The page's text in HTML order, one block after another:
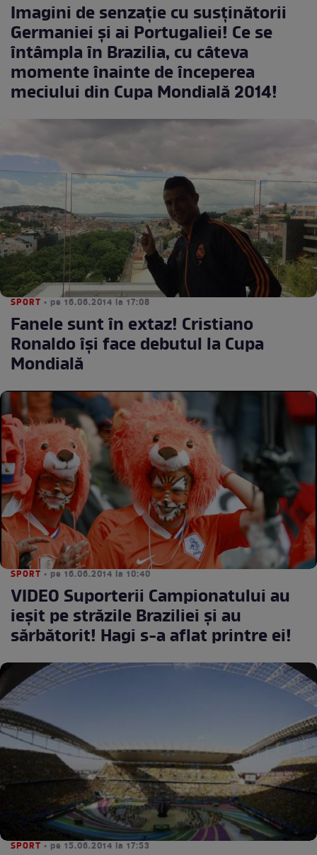
Imagini de senzaţie cu susţinătorii
Germaniei şi ai Portugaliei! Ce se
întâmpla în Brazilia, cu câteva
momente înainte de începerea
meciului din Cupa Mondială 2014!
SPORT • pe 16.06.2014 la 17:08
Fanele sunt în extaz! Cristiano
Ronaldo îşi face debutul la Cupa
Mondială
SPORT • pe 16.06.2014 la 10:40
VIDEO Suporterii Campionatului au
ieşit pe străzile Braziliei şi au
sărbătorit! Hagi s-a aflat printre ei!
SPORT • pe 15.06.2014 la 17:53